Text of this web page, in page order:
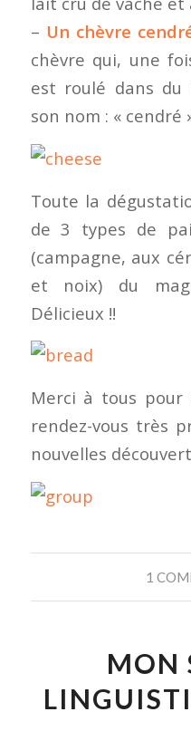
– Un chèvre
chèvre qui, une
est roulé dans du
son nom : « cendré
Toute la
de 3 types de
(campagne, aux
et noix) du
Délicieux !!
Merci à tous
rendez-vous très
nouvelles
1
MON